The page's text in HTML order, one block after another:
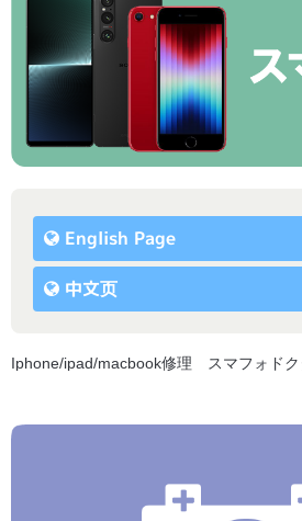
English Page
中文页
Iphone/ipad/macbook修理 スマフォドク